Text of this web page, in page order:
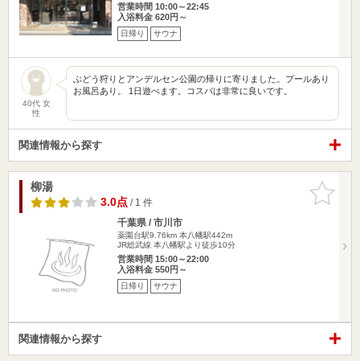
営業時間 10:00～22:45
入浴料金 620円～
日帰り サウナ
40代 女
性
ぶどう狩りとアンデルセン公園の帰りに寄りました。プールあり
お風呂あり。 1日遊べます。コスパは非常に良いです。
関連情報から探す
お気に入
りに追加
柳湯
3.0点/ 1 件
千葉県 / 市川市
薬園台駅9.76km 本八幡駅442m
JR総武線 本八幡駅より徒歩10分
営業時間 15:00～22:00
入浴料金 550円～
日帰り サウナ
関連情報から探す